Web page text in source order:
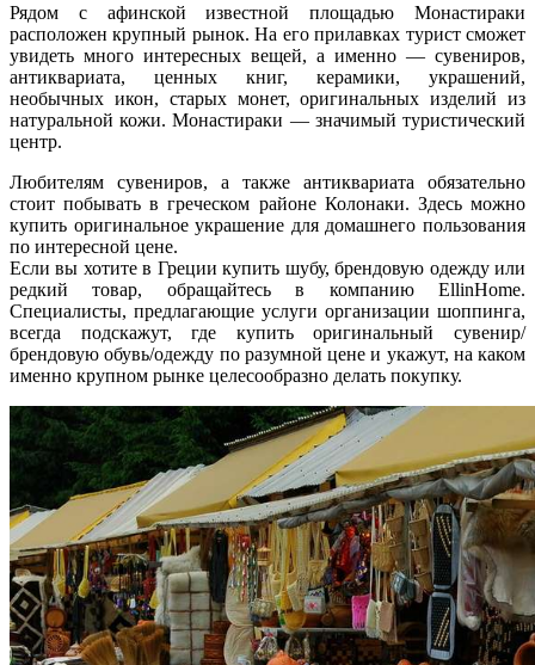
Рядом с афинской известной площадью Монастираки
расположен крупный рынок. На его прилавках турист сможет
увидеть много интересных вещей, а именно — сувениров,
антиквариата, ценных книг, керамики, украшений,
необычных икон, старых монет, оригинальных изделий из
натуральной кожи. Монастираки — значимый туристический
центр.
Любителям сувениров, а также антиквариата обязательно
стоит побывать в греческом районе Колонаки. Здесь можно
купить оригинальное украшение для домашнего пользования
по интересной цене.
Если вы хотите в Греции купить шубу, брендовую одежду или
редкий товар, обращайтесь в компанию EllinHome.
Специалисты, предлагающие услуги организации шоппинга,
всегда подскажут, где купить оригинальный сувенир/
брендовую обувь/одежду по разумной цене и укажут, на каком
именно крупном рынке целесообразно делать покупку.